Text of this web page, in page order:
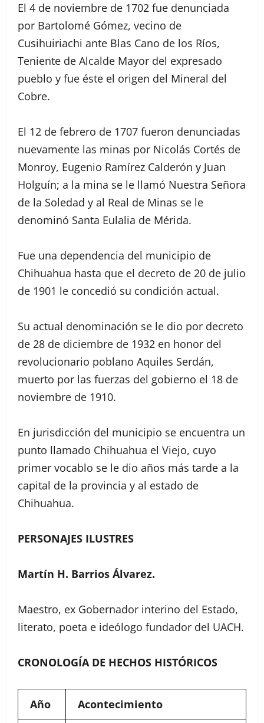
El 4 de noviembre de 1702 fue denunciada
por Bartolomé Gómez, vecino de
Cusihuiriachi ante Blas Cano de los Ríos,
Teniente de Alcalde Mayor del expresado
pueblo y fue éste el origen del Mineral del
Cobre.
El 12 de febrero de 1707 fueron denunciadas
nuevamente las minas por Nicolás Cortés de
Monroy, Eugenio Ramírez Calderón y Juan
Holguín; a la mina se le llamó Nuestra Señora
de la Soledad y al Real de Minas se le
denominó Santa Eulalia de Mérida.
Fue una dependencia del municipio de
Chihuahua hasta que el decreto de 20 de julio
de 1901 le concedió su condición actual.
Su actual denominación se le dio por decreto
de 28 de diciembre de 1932 en honor del
revolucionario poblano Aquiles Serdán,
muerto por las fuerzas del gobierno el 18 de
noviembre de 1910.
En jurisdicción del municipio se encuentra un
punto llamado Chihuahua el Viejo, cuyo
primer vocablo se le dio años más tarde a la
capital de la provincia y al estado de
Chihuahua.
PERSONAJES ILUSTRES
Martín H. Barrios Álvarez.
Maestro, ex Gobernador interino del Estado,
literato, poeta e ideólogo fundador del UACH.
CRONOLOGÍA DE HECHOS HISTÓRICOS
Año Acontecimiento